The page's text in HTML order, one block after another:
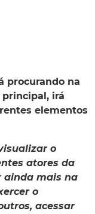
procurando na
irá
elementos
o
atores da
ainda mais na
o
acessar